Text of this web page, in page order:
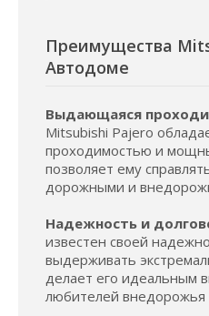
Преимущества
Автодоме
Выдающаяся
Mitsubishi Pajero
проходимостью и
позволяет ему
дорожными и
Надежность и
известен своей
выдерживать
делает его идеальным
любителей внедорожья